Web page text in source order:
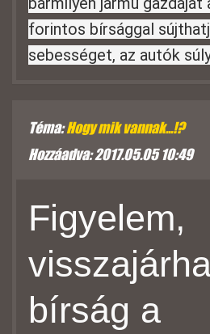
forintos bírsággal
sebességet, az autók
Téma:Hogy mik vannak...!?
Hozzáadva: 2017.05.05 10:49
Figyelem,
bírság a